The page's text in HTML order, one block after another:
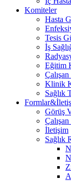
Komiteler
Hasta
Tesis
İş
Eğitim
Klinik
Sağlık
Görüş
İletişim
Sağlık